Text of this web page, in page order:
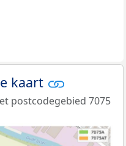
kaart
postcodegebied 7075